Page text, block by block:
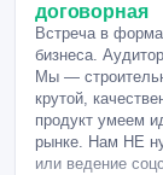
договорная
Встреча в
бизнеса.
Мы —
крутой,
продукт умеем
рынке. Нам НЕ
или ведение